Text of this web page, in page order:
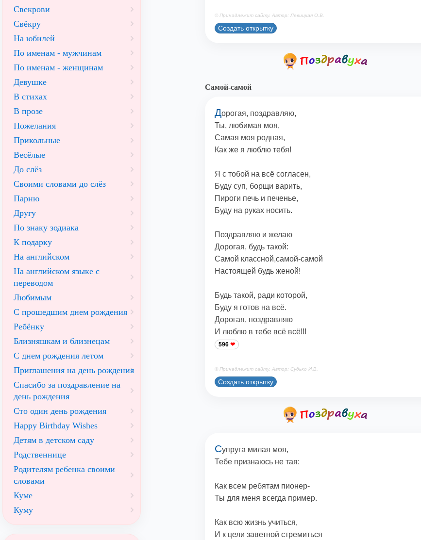
© Принадлежит сайту. Автор: Левицкая О.В.
Создать открытку
Самой-самой
Дорогая, поздравляю,
Ты, любимая моя,
Самая моя родная,
Как же я люблю тебя!
Я с тобой на всё согласен,
Буду суп, борщи варить,
Пироги печь и печенье,
Буду на руках носить.
Поздравляю и желаю
Дорогая, будь такой:
Самой классной,самой-самой
Настоящей будь женой!
Будь такой, ради которой,
Буду я готов на всё.
Дорогая, поздравляю
И люблю в тебе всё всё!!!
596
© Принадлежит сайту. Автор: Судько И.В.
Создать открытку
Супруга милая моя,
Тебе признаюсь не тая:
Как всем ребятам пионер-
Ты для меня всегда пример.
Как всю жизнь учиться,
И к цели заветной стремиться
Свекрови
Свёкру
На юбилей
По именам - мужчинам
По именам - женщинам
Девушке
В стихах
В прозе
Пожелания
Прикольные
Весёлые
До слёз
Своими словами до слёз
Парню
Другу
По знаку зодиака
К подарку
На английском
На английском языке с
переводом
Любимым
С прошедшим днем рождения
Ребёнку
Близняшкам и близнецам
С днем рождения летом
Приглашения на день рождения
Спасибо за поздравление на
день рождения
Сто один день рождения
Happy Birthday Wishes
Детям в детском саду
Родственнице
Родителям ребенка своими
словами
Куме
Куму